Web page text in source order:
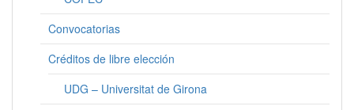
Convocatorias
Créditos de libre elección
UDG – Universitat de Girona